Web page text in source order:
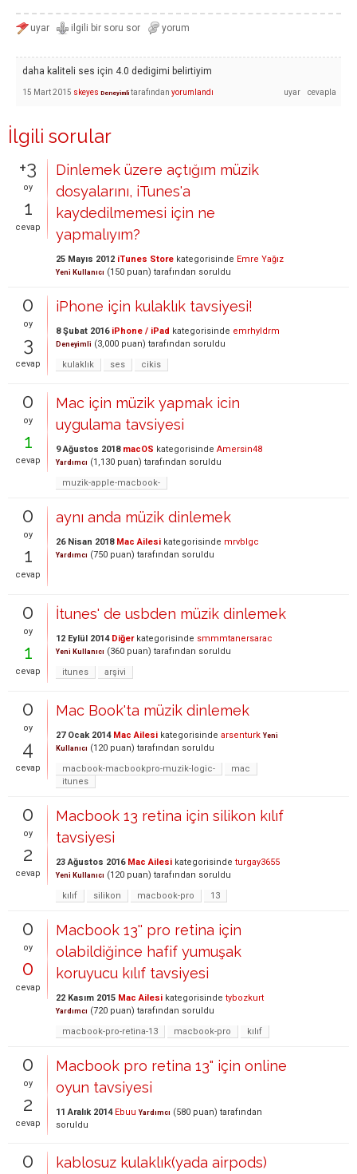
daha kaliteli ses için 4.0 dedigimi belirtiyim
15 Mart 2015 skeyes Deneyimli tarafından yorumlandı
İlgili sorular
+3
oy
1
cevap
Dinlemek üzere açtığım müzik
dosyalarını, iTunes'a
kaydedilmemesi için ne
yapmalıyım?
25 Mayıs 2012 iTunes Store kategorisinde Emre Yağız
Yeni Kullanıcı (150 puan) tarafından soruldu
0
oy
3
cevap
iPhone için kulaklık tavsiyesi!
8 Şubat 2016 iPhone / iPad kategorisinde emrhyldrm
Deneyimli (3,000 puan) tarafından soruldu
kulaklık
ses cikis
0
oy
1
cevap
Mac için müzik yapmak icin
uygulama tavsiyesi
9 Ağustos 2018 macOS kategorisinde Amersin48
Yardımcı (1,130 puan) tarafından soruldu
muzik-apple-macbook-
0
oy
1
cevap
aynı anda müzik dinlemek
26 Nisan 2018 Mac Ailesi kategorisinde mrvblgc
Yardımcı (750 puan) tarafından soruldu
0
oy
1
cevap
İtunes' de usbden müzik dinlemek
12 Eylül 2014 Diğerkategorisinde smmmtanersarac
Yeni Kullanıcı (360 puan) tarafından soruldu
itunes
arşivi
0
oy
4
cevap
Mac Book'ta müzik dinlemek
27 Ocak 2014 Mac Ailesi kategorisinde arsenturk Yeni
Kullanıcı (120 puan) tarafından soruldu
macbook-macbookpro-muzik-logic-
mac
itunes
0
oy
2
cevap
Macbook 13 retina için silikon kılıf
tavsiyesi
23 Ağustos 2016 Mac Ailesi kategorisinde turgay3655
Yeni Kullanıcı (120 puan) tarafından soruldu
kılıf
silikon macbook-pro 13
0
oy
0
cevap
Macbook 13'' pro retina için
olabildiğince hafif yumuşak
koruyucu kılıf tavsiyesi
22 Kasım 2015 Mac Ailesi kategorisinde tybozkurt
Yardımcı (720 puan) tarafından soruldu
macbook-pro-retina-13
macbook-pro kılıf
0
oy
2
cevap
Macbook pro retina 13" için online
oyun tavsiyesi
11 Aralık 2014 Ebuu Yardımcı (580 puan) tarafından
soruldu
0
kablosuz kulaklık(yada airpods)